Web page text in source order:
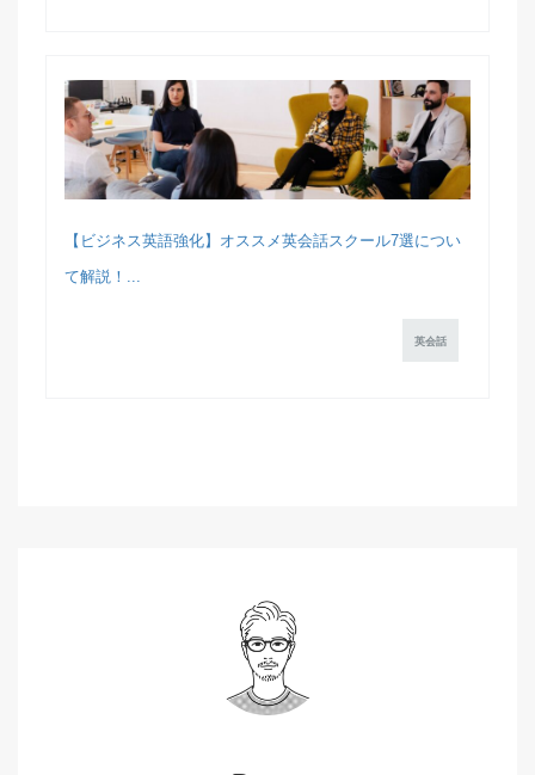
【ビジネス英語強化】オススメ英会話スクール7選につい
て解説！...
英会話